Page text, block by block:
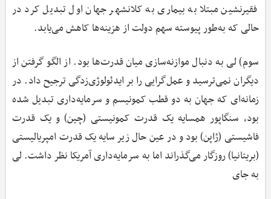
فقیرنشین مبتلا به بیماری به کلانشهر جهان اول تبدیل کرد در
حالی ‌که به‌طور پیوسته سهم دولت از هزینه‌ها کاهش می‌یابد.
سوم) لی به دنبال موازنه‌سازی میان قدرت‌ها بود. از الگو گرفتن از
دیگران نمی‌ترسید و عمل‌گرایی را بر ایدئولوژی‌زدگی ترجیح داد. در
زمانه‌ای که جهان به دو قطب کمونیسم و سرمایه‌داری تبدیل شده
بود، سنگاپور همسایه یک قدرت کمونیستی (چین) و یک قدرت
فاشیستی (ژاپن) بود و در عین ‌حال زیر سایه یک قدرت امپریالیستی
(بریتانیا) روزگار می‌گذراند اما به سرمایه‌داری آمریکا نظر داشت. لی
به‌ جای